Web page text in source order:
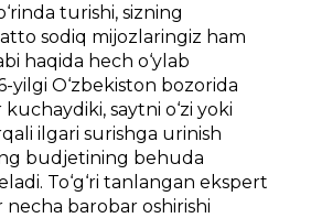
turishi, sizning
sodiq mijozlaringiz ham
haqida hech o‘ylab
yilgi O‘zbekiston bozorida
saytni o‘zi yoki
ilgari surishga urinish
budjetining behuda
To‘g‘ri tanlangan ekspert
barobar oshirishi